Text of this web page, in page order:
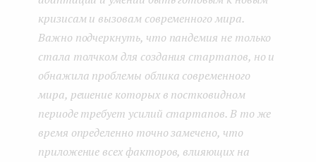
кризисам и вызовам современного мира.
Важно подчеркнуть, что пандемия не только
стала толчком для создания стартапов, но и
обнажила проблемы облика современного
мира, решение которых в постковидном
периоде требует усилий стартапов. В то же
время определенно точно замечено, что
приложение всех факторов, влияющих на